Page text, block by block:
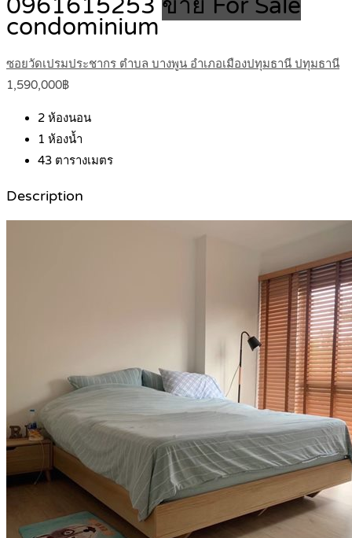
0961615253 ขาย For Sale
condominium
ซอยวัดเปรมประชากร ตำบล บางพูน อำเภอเมืองปทุมธานี ปทุมธานี
1,590,000฿
2 ห้องนอน
1 ห้องน้ำ
43 ตารางเมตร
Description